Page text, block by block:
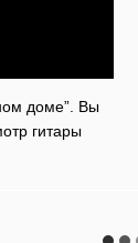
доме”. Вы
гитары